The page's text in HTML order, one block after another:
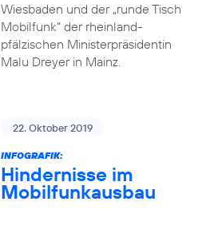
Wiesbaden und der „runde Tisch
Mobilfunk“ der rheinland-
pfälzischen Ministerpräsidentin
Malu Dreyer in Mainz.
22. Oktober 2019
INFOGRAFIK:
Hindernisse im
Mobilfunkausbau